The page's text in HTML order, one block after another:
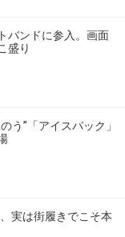
バンドに参入。画面
盛り
う”「アイスパック」
実は街履きでこそ本